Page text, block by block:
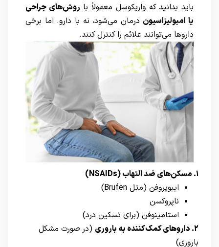
باید بدانید که واریکوسل معمولاً با روش‌های جراحی
یا امبولیزاسیون درمان می‌شود، نه با دارو. اما برخی
داروها می‌توانند علائم را کنترل کنند.
۱. مسکن‌های ضد التهاب (NSAIDs)
ایبوپروفن (مثل Brufen)
ناپروکسن
استامینوفن (برای تسکین درد)
۲. داروهای کمک‌کننده به باروری
(در صورت مشکل
باروری)